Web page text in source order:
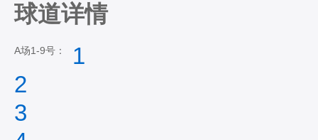
球道详情
A场1-9号：
1
2
3